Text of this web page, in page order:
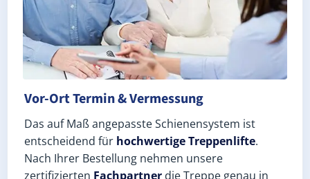
Vor-Ort Termin & Vermessung
Das auf Maß angepasste Schienensystem ist
entscheidend für hochwertige Treppenlifte.
Nach Ihrer Bestellung nehmen unsere
zertifizierten Fachpartner die Treppe genau in